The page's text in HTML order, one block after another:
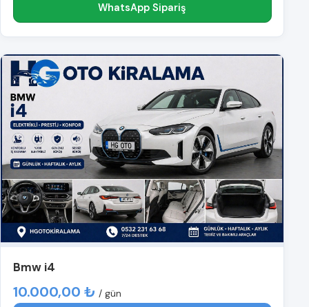
WhatsApp Sipariş
Bmw i4
10.000,00 ₺ / gün